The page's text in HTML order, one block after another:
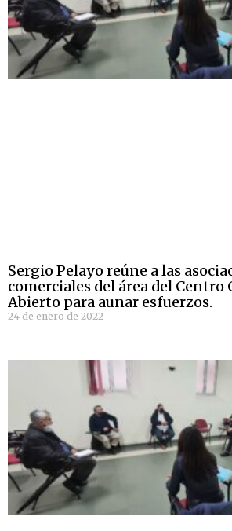
Sergio Pelayo reúne a las
comerciales del área del Centro
Abierto para aunar esfuerzos.
24 de enero de 2022